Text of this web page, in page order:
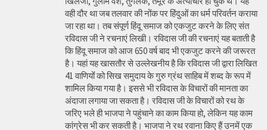
वही दौर था जब तलवार की नोंक पर हिंदुओं का धर्म परिवर्तन कराया
जा रहा था। तब संपूर्ण हिंदू समाज को एकजुट करने के लिए संत
रविदास जी ने रचनाएं लिखी। रविदास जी की रचनाएं यह बताती है
कि हिंदू समाज को आज 650 वर्ष बाद भी एकजुट करने की जरूरत
है। यहां यह खासतौर से उल्लेखनीय है कि रविदास जी द्वारा लिखित
41 वाणियोंं को सिख समुदाय के गुरु ग्रंथ साहिब में शब्द के रूप में
शामिल किया गया है। इससे भी रविदास के विचारों की मानता का
अंदाजा लगाया जा सकता है। रविदास जी के विचारों को रथ के
जरिए भले ही भाजपा ने पहुंचाने का काम किया हो, लेकिन यह काम
कांग्रेस भी कर सकती है। भाजपा ने रथ रवाना किए हैं उनमें एक